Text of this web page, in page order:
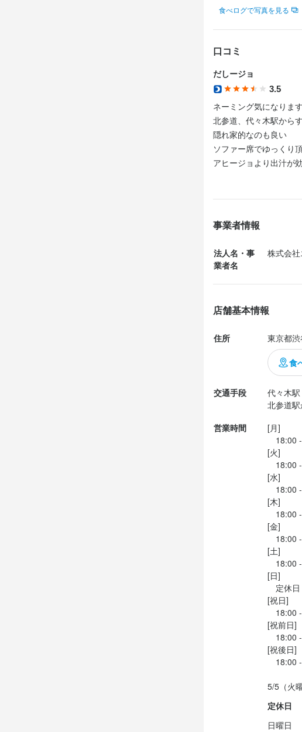
食べログで写真を見る
口コミ
だしージョ
3.5
ネーミング気になりま
北参道、代々木駅から
隠れ家的なのも良い
ソファー席でゆっくり
アヒージョより出汁が
美味しく締めは雑炊に。
美味しかったですを
事業者情報
法人名・事
業者名
株式会
店舗基本情報
住所 東京都
食
交通手段
代々木
北参道
営業時間
[月]
18:00 -
[火]
18:00 -
[水]
18:00 -
[木]
18:00 -
[金]
18:00 -
[土]
18:00 -
[日]
定休日
[祝日]
18:00 -
[祝前日]
18:00 -
[祝後日]
18:00 -
5/5（火
定休日
日曜日
バイト
バイト
正社員